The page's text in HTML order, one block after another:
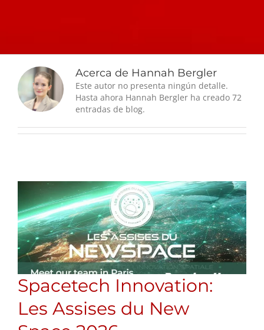
Acerca de Hannah Bergler
Este autor no presenta ningún detalle.
Hasta ahora Hannah Bergler ha creado 72
entradas de blog.
Spacetech Innovation:
Les Assises du New